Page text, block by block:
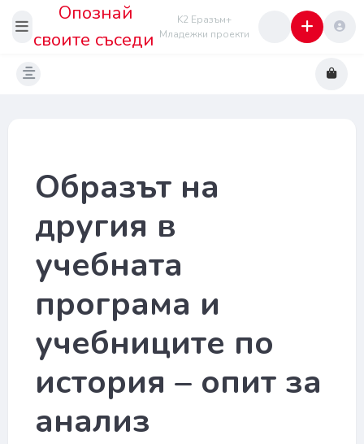
Опознай
своите съседи
K2 Еразъм+
Младежки проекти
Образът на
другия в
учебната
програма и
учебниците по
история – опит за
анализ